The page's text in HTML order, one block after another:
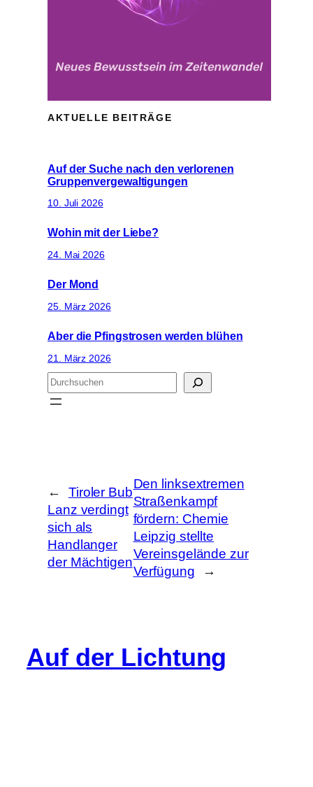
AKTUELLE BEITRÄGE
Auf der Suche nach den verlorenen
Gruppenvergewaltigungen
10. Juli 2026
Wohin mit der Liebe?
24. Mai 2026
Der Mond
25. März 2026
Aber die Pfingstrosen werden blühen
21. März 2026
S
u
←
Tiroler Bub
Lanz verdingt
sich als
Handlanger
der Mächtigen
Den linksextremen
Straßenkampf
fördern: Chemie
Leipzig stellte
Vereinsgelände zur
Verfügung
→
Auf der Lichtung